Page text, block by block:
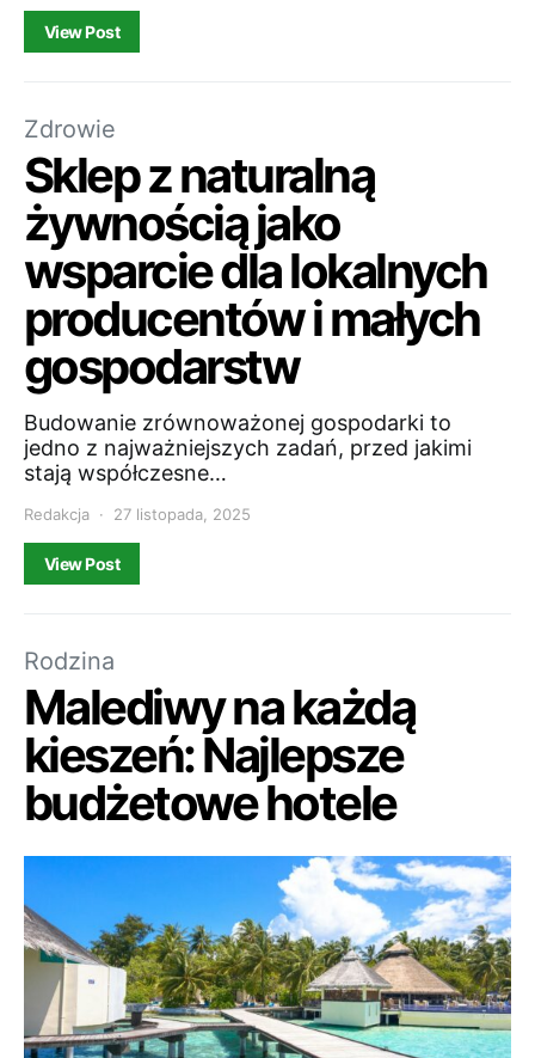
View Post
Zdrowie
Sklep z naturalną
żywnością jako
wsparcie dla lokalnych
producentów i małych
gospodarstw
Budowanie zrównoważonej gospodarki to
jedno z najważniejszych zadań, przed jakimi
stają współczesne…
Redakcja 27 listopada, 2025
View Post
Rodzina
Malediwy na każdą
kieszeń: Najlepsze
budżetowe hotele